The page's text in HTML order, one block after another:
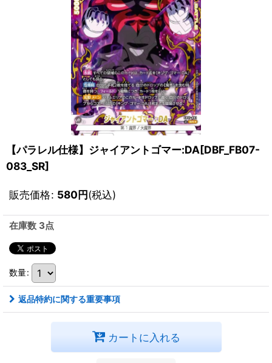
【パラレル仕様】ジャイアントゴマー:DA[DBF_FB07-
083_SR]
販売価格: 580円(税込)
在庫数 3点
数量:
返品特約に関する重要事項
カートに入れる